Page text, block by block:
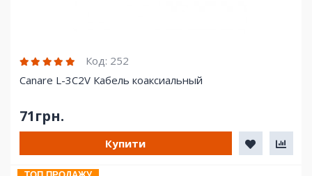
Код: 252
Canare L-3C2V Кабель коаксиальный
71грн.
Купити